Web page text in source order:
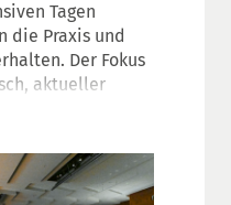
Tagen
die Praxis und
Der Fokus
aktueller
der Besichtigung
das zur